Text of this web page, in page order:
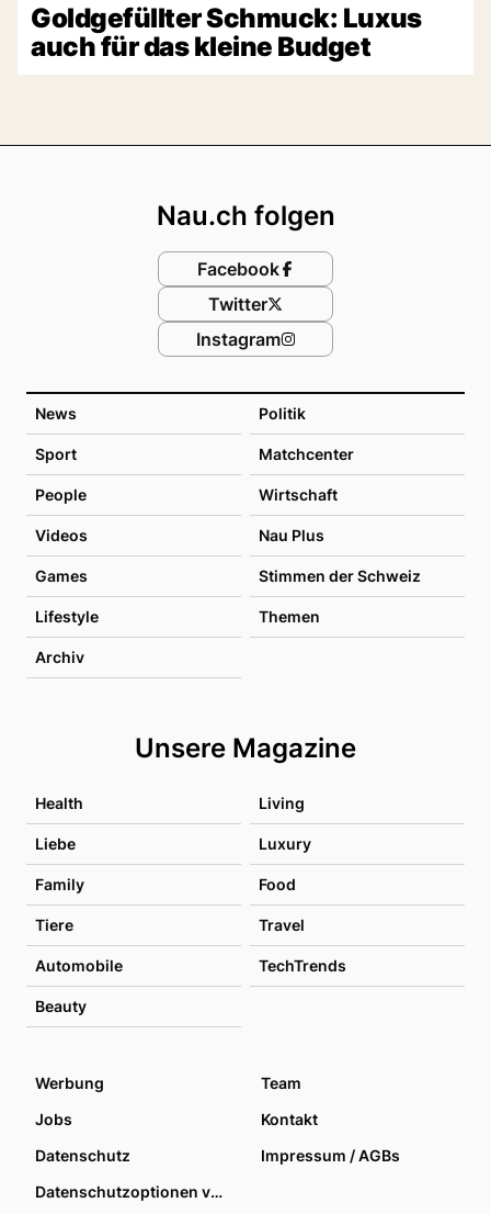
Goldgefüllter Schmuck: Luxus
auch für das kleine Budget
News Politik
Sport Matchcenter
People Wirtschaft
Videos Nau Plus
Games Stimmen der Schweiz
Lifestyle Themen
Archiv
Unsere Magazine
Health Living
Liebe Luxury
Family Food
Tiere Travel
Automobile TechTrends
Beauty
Nau.ch folgen
Facebook
Twitter
Instagram
Werbung
Team
Jobs
Kontakt
Datenschutz
Impressum / AGBs
Datenschutzoptionen verwalten